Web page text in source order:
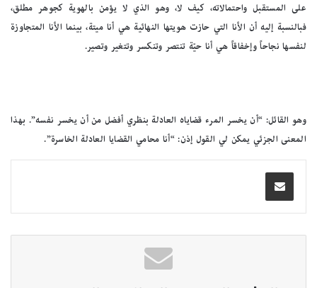
على المستقبل واحتمالاته، كيف لا، وهو الذي لا يؤمن بالهوية كجوهر مطلق،
فبالنسبة إليه أن الأنا التي حازت هويتها النهائية هي أنا ميتة، بينما الأنا المتجاوزة
لنفسها نجاحاً وإخفاقاً هي أنا حيّة تنتصر وتنكسر وتتغير وتصير.
وهو القائل: “أن يخسر المرء قضاياه العادلة بنظري أفضل من أن يخسر نفسه”. بهذا
المعنى الجزئي يمكن لي القول إذن: “أنا محامي القضايا العادلة الخاسرة”.